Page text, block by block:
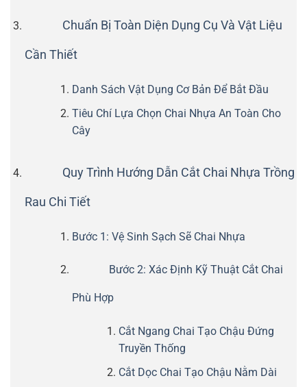
Chuẩn Bị Toàn Diện Dụng Cụ Và Vật Liệu
Cần Thiết
Danh Sách Vật Dụng Cơ Bản Để Bắt Đầu
Tiêu Chí Lựa Chọn Chai Nhựa An Toàn Cho
Cây
Quy Trình Hướng Dẫn Cắt Chai Nhựa Trồng
Rau Chi Tiết
Bước 1: Vệ Sinh Sạch Sẽ Chai Nhựa
Bước 2: Xác Định Kỹ Thuật Cắt Chai
Phù Hợp
Cắt Ngang Chai Tạo Chậu Đứng
Truyền Thống
Cắt Dọc Chai Tạo Chậu Nằm Dài